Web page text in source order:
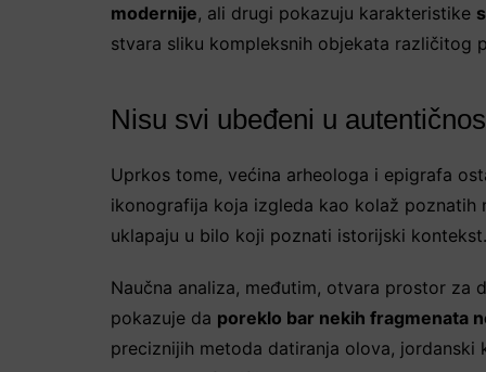
modernije, ali drugi pokazuju karakteristike
stvara sliku kompleksnih objekata različitog
Nisu svi ubeđeni u
Uprkos tome, većina arheologa i epigrafa
ikonografija koja izgleda kao kolaž poznatih
uklapaju u bilo koji poznati istorijski
Naučna analiza, međutim, otvara prostor za
pokazuje da poreklo bar nekih fragmenata
preciznijih metoda datiranja olova,